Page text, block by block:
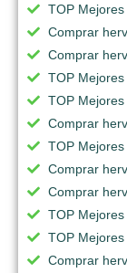
TOP
Comprar
Comprar
TOP
TOP
Comprar
TOP
Comprar
Comprar
TOP
TOP
Comprar